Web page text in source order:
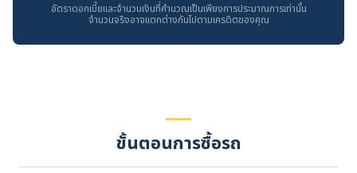
อัตราดอกเบี้ยและจำนวนเงินที่คำนวณเป็นเพียงการประมาณการเท่านั้น
จำนวนจริงอาจแตกต่างกันไปตามเครดิตของคุณ
ขั้นตอนการซื้อรถ